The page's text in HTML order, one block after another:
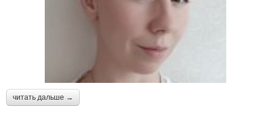
читать дальше →